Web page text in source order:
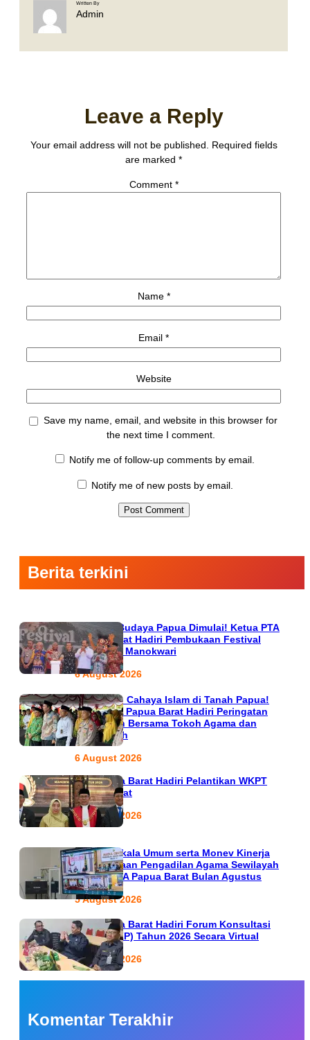
Written By
Admin
Leave a Reply
Your email address will not be published. Required fields
are marked *
Comment *
Name *
Email *
Website
Save my name, email, and website in this browser for
the next time I comment.
Notify me of follow-up comments by email.
Notify me of new posts by email.
Berita terkini
Semarak Budaya Papua Dimulai! Ketua PTA
Papua Barat Hadiri Pembukaan Festival
Raimuti di Manokwari
6 August 2026
666 Tahun Cahaya Islam di Tanah Papua!
Ketua PTA Papua Barat Hadiri Peringatan
Bersejarah Bersama Tokoh Agama dan
Pemerintah
6 August 2026
PTA Papua Barat Hadiri Pelantikan WKPT
Papua Barat
6 August 2026
Rapat Berkala Umum serta Monev Kinerja
Kepaniteraan Pengadilan Agama Sewilayah
Hukum PTA Papua Barat Bulan Agustus
5 August 2026
PTA Papua Barat Hadiri Forum Konsultasi
Publik (FKP) Tahun 2026 Secara Virtual
5 August 2026
Komentar Terakhir